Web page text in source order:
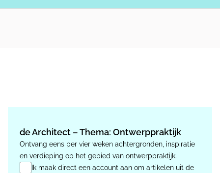
de Architect – Thema: Ontwerppraktijk
Ontvang eens per vier weken achtergronden, inspiratie
en verdieping op het gebied van ontwerppraktijk.
Ik maak direct een account aan om artikelen uit de